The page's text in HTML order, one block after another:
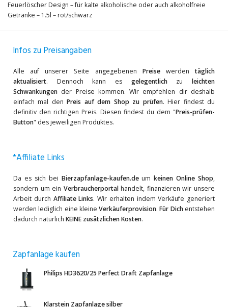
Feuerlöscher Design – für kalte alkoholische oder auch alkoholfreie
Getränke – 1.5l – rot/schwarz
Infos zu Preisangaben
Alle auf unserer Seite angegebenen Preisewerdentäglich
aktualisiert. Dennoch kann es gelegentlichzuleichten
Schwankungen der Preise kommen. Wir empfehlen dir deshalb
einfach mal denPreis auf dem Shop zu prüfen. Hier findest du
definitiv den richtigen Preis. Diesen findest du dem "Preis-prüfen-
Button" des jeweiligen Produktes.
*Affiliate Links
Da es sich bei Bierzapfanlage-kaufen.deumkeinen Online Shop,
sondern um ein Verbraucherportalhandelt, finanzieren wir unsere
Arbeit durch Affiliate Links. Wir erhalten indem Verkäufe generiert
werden lediglich eine kleineVerkäuferprovision.Für Dichentstehen
dadurch natürlich KEINE zusätzlichen Kosten.
Zapfanlage kaufen
Philips HD3620/25 Perfect Draft Zapfanlage
Klarstein Zapfanlage silber